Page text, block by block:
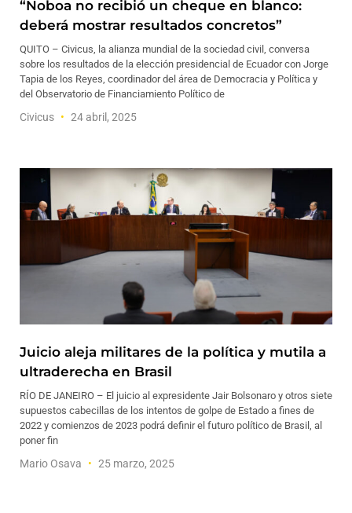
“Noboa no recibió un cheque en blanco:
deberá mostrar resultados concretos”
QUITO – Civicus, la alianza mundial de la sociedad civil, conversa
sobre los resultados de la elección presidencial de Ecuador con Jorge
Tapia de los Reyes, coordinador del área de Democracia y Política y
del Observatorio de Financiamiento Político de
Civicus 24 abril, 2025
Juicio aleja militares de la política y mutila a
ultraderecha en Brasil
RÍO DE JANEIRO – El juicio al expresidente Jair Bolsonaro y otros siete
supuestos cabecillas de los intentos de golpe de Estado a fines de
2022 y comienzos de 2023 podrá definir el futuro político de Brasil, al
poner fin
Mario Osava 25 marzo, 2025